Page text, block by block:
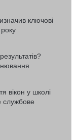
ключові
вікон у школі
службове